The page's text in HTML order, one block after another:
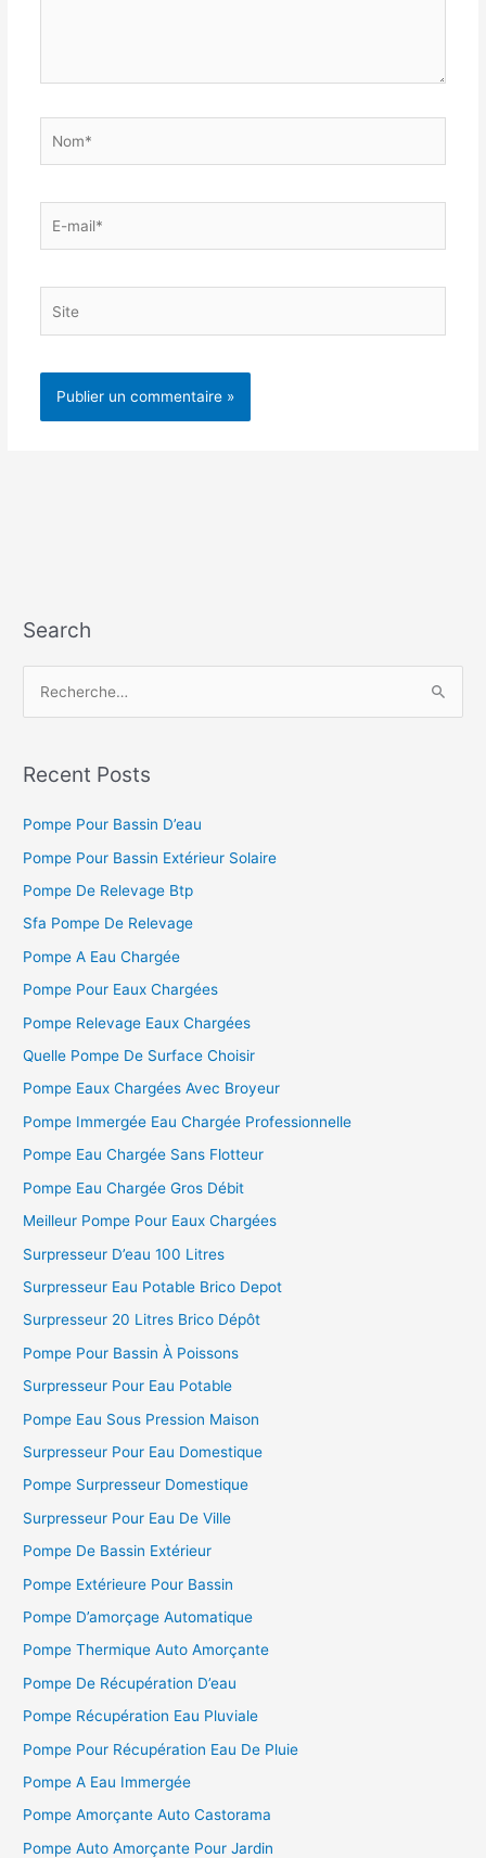
mail*
Search
h
r
c
h
Recent Posts
Pompe Pour Bassin D’eau
Pompe Pour Bassin Extérieur Solaire
Pompe De Relevage Btp
Sfa Pompe De Relevage
Pompe A Eau Chargée
Pompe Pour Eaux Chargées
Pompe Relevage Eaux Chargées
Quelle Pompe De Surface Choisir
Pompe Eaux Chargées Avec Broyeur
Pompe Immergée Eau Chargée Professionnelle
Pompe Eau Chargée Sans Flotteur
Pompe Eau Chargée Gros Débit
Meilleur Pompe Pour Eaux Chargées
Surpresseur D’eau 100 Litres
Surpresseur Eau Potable Brico Depot
Surpresseur 20 Litres Brico Dépôt
Pompe Pour Bassin À Poissons
Surpresseur Pour Eau Potable
Pompe Eau Sous Pression Maison
Surpresseur Pour Eau Domestique
Pompe Surpresseur Domestique
Surpresseur Pour Eau De Ville
Pompe De Bassin Extérieur
Pompe Extérieure Pour Bassin
Pompe D’amorçage Automatique
Pompe Thermique Auto Amorçante
Pompe De Récupération D’eau
Pompe Récupération Eau Pluviale
Pompe Pour Récupération Eau De Pluie
Pompe A Eau Immergée
Pompe Amorçante Auto Castorama
Pompe Auto Amorçante Pour Jardin